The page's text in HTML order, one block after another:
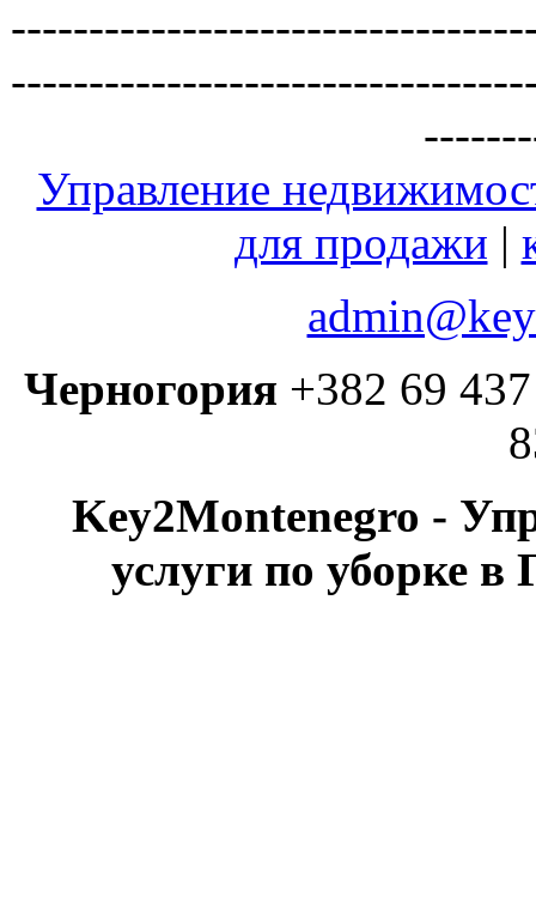
Управление
для продажи |
Черногория +382 69
Key2Montenegro -
услуги по уборке